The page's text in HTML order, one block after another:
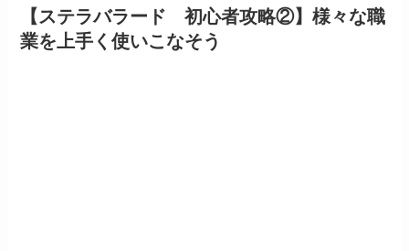
【ステラバラード 初心者攻略②】様々な職
業を上手く使いこなそう